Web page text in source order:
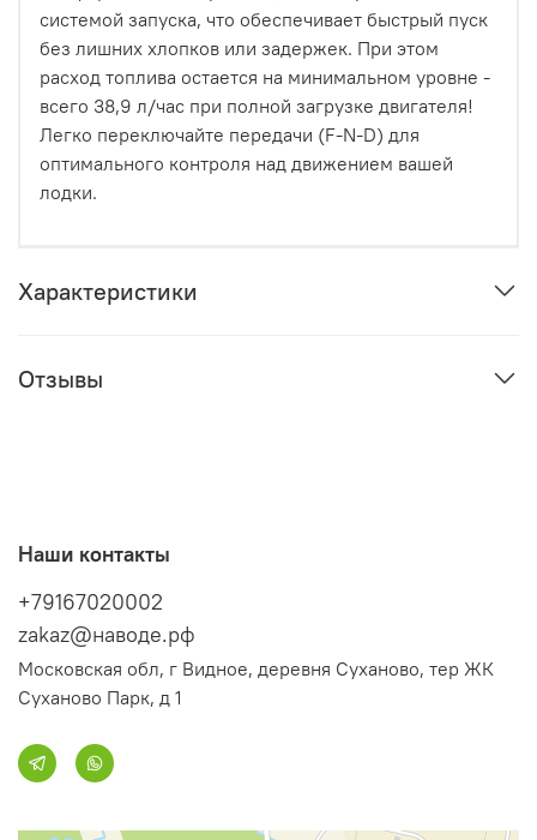
системой запуска, что обеспечивает быстрый пуск
без лишних хлопков или задержек. При этом
расход топлива остается на минимальном уровне -
всего 38,9 л/час при полной загрузке двигателя!
Легко переключайте передачи (F-N-D) для
оптимального контроля над движением вашей
лодки.
Характеристики
Отзывы
Наши контакты
+79167020002
zakaz@наводе.рф
Московская обл, г Видное, деревня Суханово, тер ЖК
Суханово Парк, д 1